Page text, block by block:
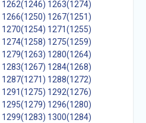
1262(1246) 1263(1274)
1266(1250) 1267(1251)
1270(1254) 1271(1255)
1274(1258) 1275(1259)
1279(1263) 1280(1264)
1283(1267) 1284(1268)
1287(1271) 1288(1272)
1291(1275) 1292(1276)
1295(1279) 1296(1280)
1299(1283) 1300(1284)